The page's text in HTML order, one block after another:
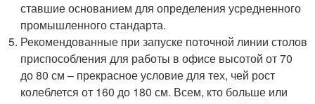
ставшие основанием для определения усредненного
промышленного стандарта.
Рекомендованные при запуске поточной линии столов
приспособления для работы в офисе высотой от 70
до 80 см – прекрасное условие для тех, чей рост
колеблется от 160 до 180 см. Всем, кто больше или